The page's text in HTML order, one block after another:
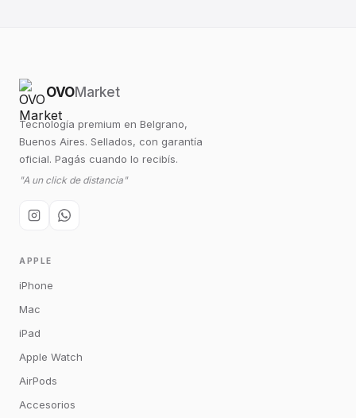
OVOMarket
Tecnología premium en Belgrano,
Buenos Aires. Sellados, con garantía
oficial. Pagás cuando lo recibís.
"A un click de distancia"
APPLE
iPhone
Mac
iPad
Apple Watch
AirPods
Accesorios